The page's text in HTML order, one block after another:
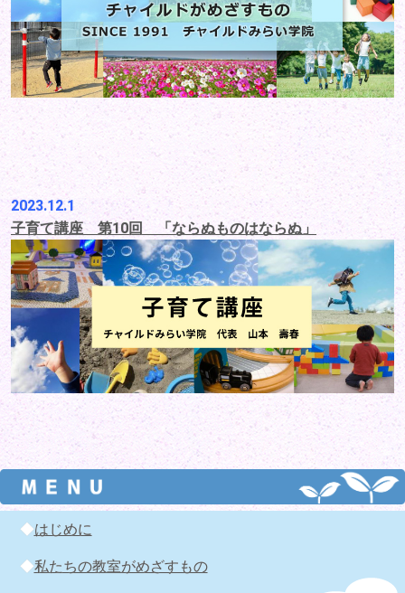
2023.12.1
子育て講座 第10回 「ならぬものはならぬ」
◆はじめに
◆私たちの教室がめざすもの